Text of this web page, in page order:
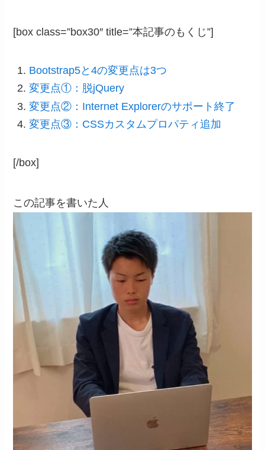
[box class=”box30″ title=”本記事のもくじ”]
Bootstrap5と4の変更点は3つ
変更点①：脱jQuery
変更点②：Internet Explorerのサポート終了
変更点③：CSSカスタムプロパティ追加
[/box]
この記事を書いた人